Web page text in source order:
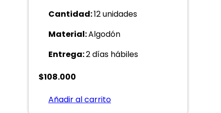
Cantidad:12 unidades
Material:Algodón
Entrega:2 días hábiles
$108.000
Añadir al carrito